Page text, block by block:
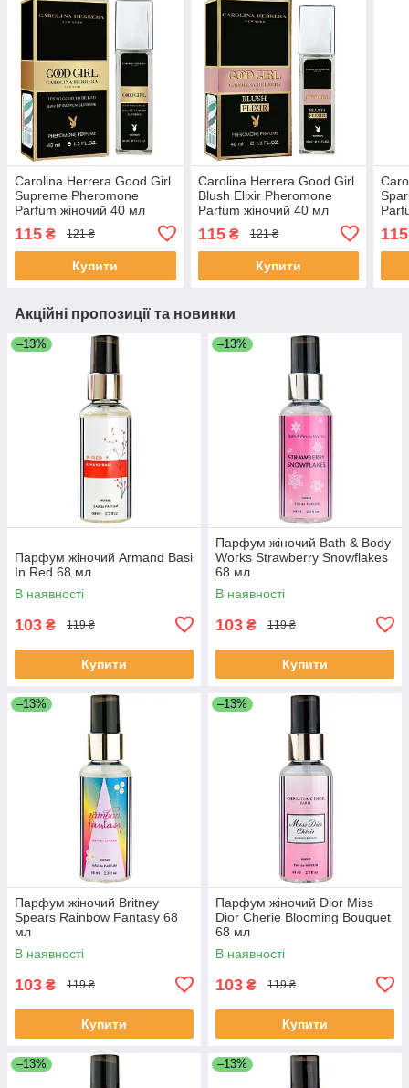
Carolina Herrera Good Girl
Supreme Pheromone
Parfum жіночий 40 мл
115 ₴ 121 ₴
Купити
Carolina Herrera Good Girl
Blush Elixir Pheromone
Parfum жіночий 40 мл
115₴ 121 ₴
Купити
115
Акційні пропозиції та новинки
–13%
Парфум жіночий Armand Basi
In Red 68 мл
В наявності
103 ₴ 119 ₴
Купити
–13%
Парфум жіночий Bath & Body
Works Strawberry Snowflakes
68 мл
В наявності
103 ₴ 119 ₴
Купити
–13%
Парфум жіночий Britney
Spears Rainbow Fantasy 68
мл
В наявності
103 ₴ 119 ₴
Купити
–13%
Парфум жіночий Dior Miss
Dior Cherie Blooming Bouquet
68 мл
В наявності
103 ₴ 119 ₴
Купити
–13% –13%